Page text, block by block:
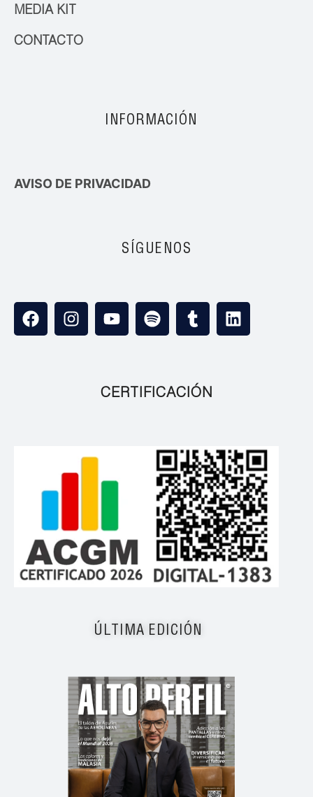
MEDIA KIT
CONTACTO
INFORMACIÓN
AVISO DE PRIVACIDAD
SÍGUENOS
CERTIFICACIÓN
ÚLTIMA EDICIÓN